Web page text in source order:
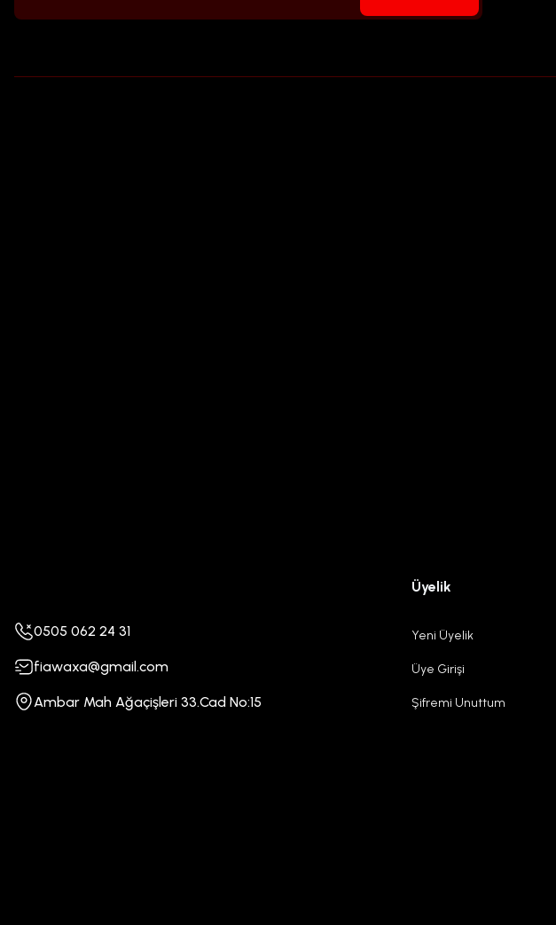
0505 062 24 31
fiawaxa@gmail.com
Ambar Mah Ağaçişleri 33.Cad No:15
Üyelik
Yeni Üyelik
Üye Girişi
Şifremi Unuttum